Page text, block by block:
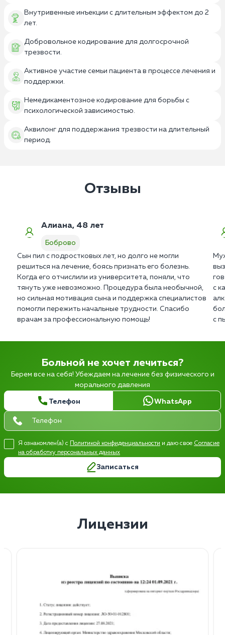
Внутривенные инъекции с длительным эффектом до 2
лет.
Добровольное кодирование для долгосрочной
трезвости.
Активное участие семьи пациента в процессе лечения и
поддержки.
Немедикаментозное кодирование для борьбы с
психологической зависимостью.
Аквилонг для поддержания трезвости на длительный
период.
Отзывы
Алиана, 48 лет
Боброво
Сын пил с подростковых лет, но долго не могли
решиться на лечение, боясь признать его болезнь.
Когда его отчислили из университета, поняли, что
тянуть уже невозможно. Процедура была необычной,
но сильная мотивация сына и поддержка специалистов
помогли пережить начальные трудности. Спасибо
врачам за профессиональную помощь!
с
с
Больной не хочет лечиться?
Берем все на себя! Убеждаем на лечение без физического и
морального давления
Телефон WhatsApp
Я ознакомлен(а) с Политикой конфиденциальности и даю свое Согласие
на обработку персональных данных
Записаться
Лицензии